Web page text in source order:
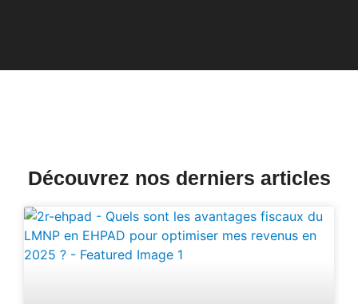
Découvrez nos derniers articles